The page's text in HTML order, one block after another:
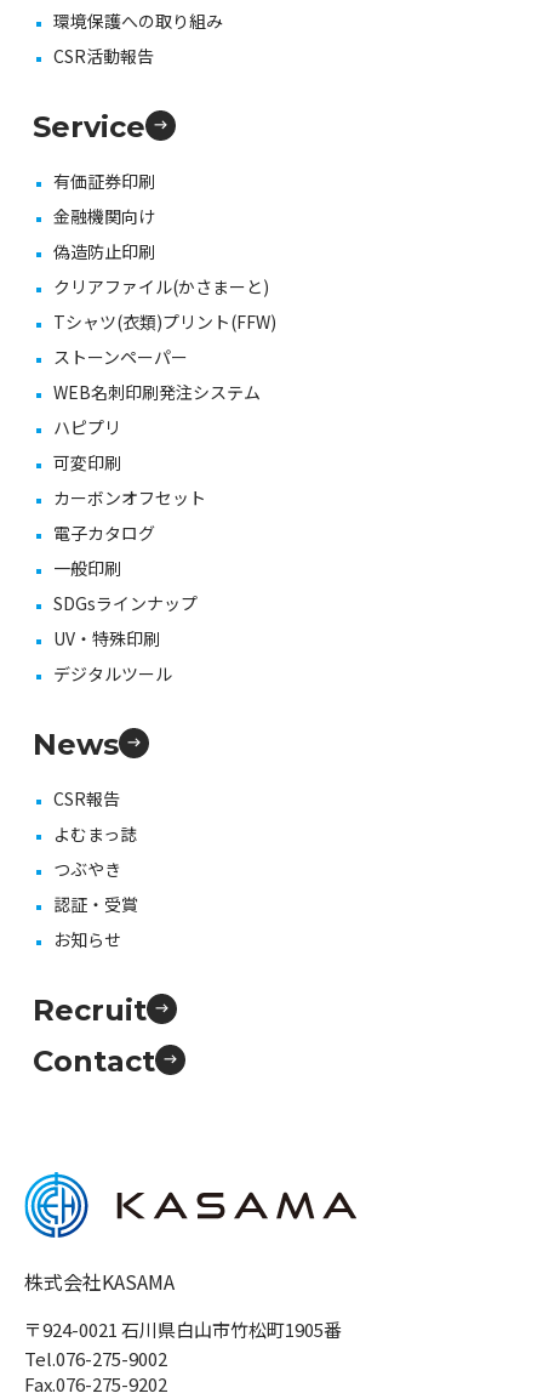
環境保護への取り組み
CSR活動報告
Service
有価証券印刷
金融機関向け
偽造防止印刷
クリアファイル(かさまーと)
Tシャツ(衣類)プリント(FFW)
ストーンペーパー
WEB名刺印刷発注システム
ハピプリ
可変印刷
カーボンオフセット
電子カタログ
一般印刷
SDGsラインナップ
UV・特殊印刷
デジタルツール
News
CSR報告
よむまっ誌
つぶやき
認証・受賞
お知らせ
Recruit
Contact
株式会社KASAMA
〒924-0021 石川県白山市竹松町1905番
Tel.076-275-9002
Fax.076-275-9202